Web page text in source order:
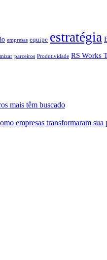
empresas equipe estratégia
parceiros Produtividade RS Works
mais têm buscado
empresas transformaram sua